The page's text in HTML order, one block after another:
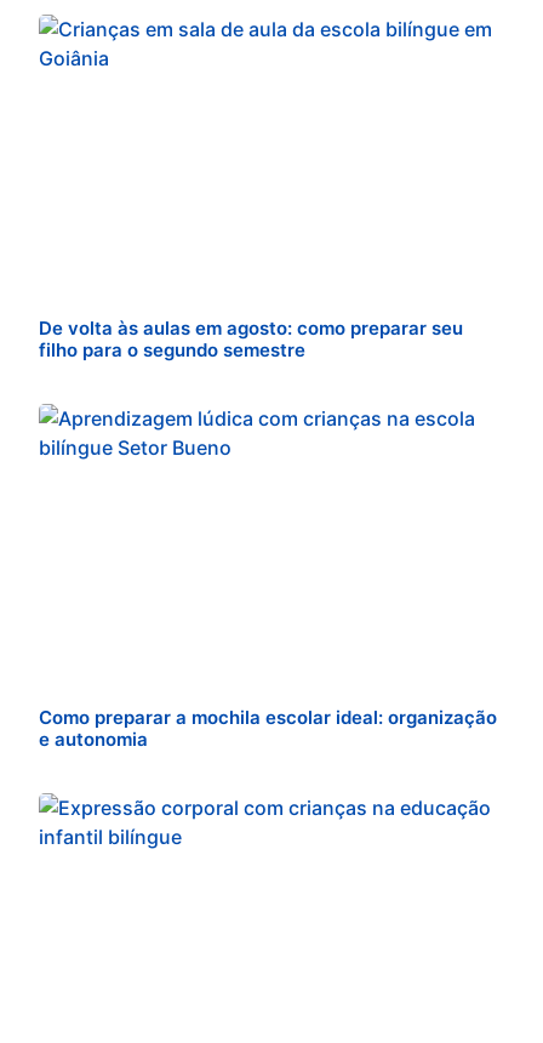
De volta às aulas em agosto: como preparar seu
filho para o segundo semestre
Como preparar a mochila escolar ideal: organização
e autonomia